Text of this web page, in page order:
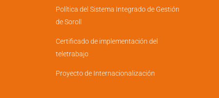
Política del Sistema Integrado de Gestión
de Soroll
Certificado de implementación del
teletrabajo
Proyecto de Internacionalización